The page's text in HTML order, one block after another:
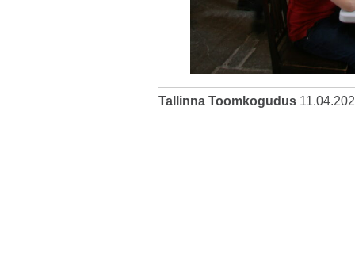
Tallinna Toomkogudus